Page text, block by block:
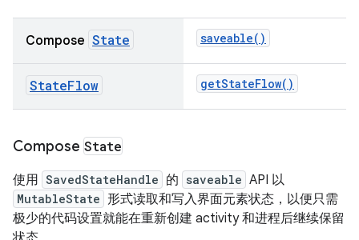
Compose State saveable()
StateFlow getStateFlow()
Compose State
使用 SavedStateHandle 的 saveable API 以
MutableState 形式读取和写入界面元素状态，以便只需
极少的代码设置就能在重新创建 activity 和进程后继续保留